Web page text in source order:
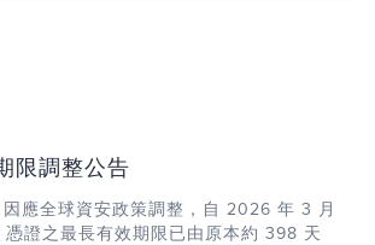
限調整公告
應全球資安政策調整，自 2026 年 3 月
憑證之最長有效期限已由原本約 398 天